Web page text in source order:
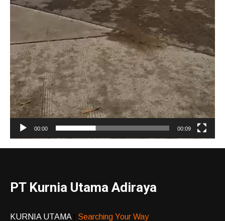
00:00 00:09
PT Kurnia Utama Adiraya
KURNIA UTAMA Searching Your Way